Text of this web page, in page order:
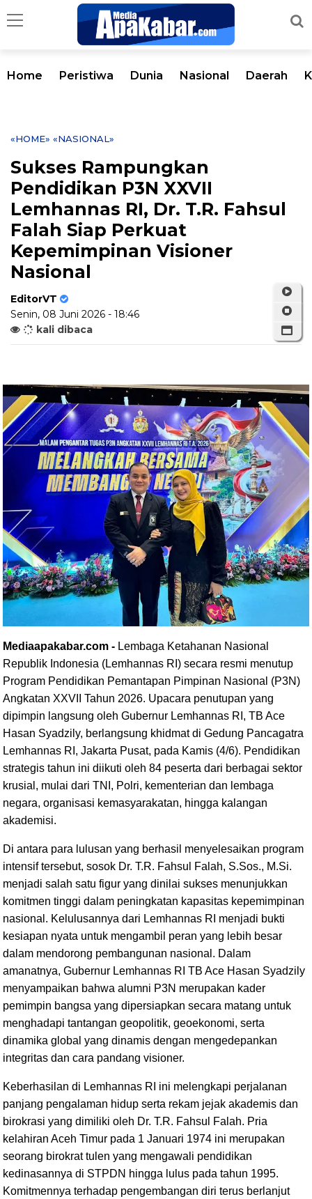
Home Peristiwa Dunia Nasional Daerah
«HOME» «NASIONAL»
Sukses Rampungkan
Pendidikan P3N XXVII
Lemhannas RI, Dr. T.R. Fahsul
Falah Siap Perkuat
Kepemimpinan Visioner
Nasional
EditorVT
Senin, 08 Juni 2026 - 18:46
kali dibaca
Mediaapakabar.com - Lembaga Ketahanan Nasional
Republik Indonesia (Lemhannas RI) secara resmi menutup
Program Pendidikan Pemantapan Pimpinan Nasional (P3N)
Angkatan XXVII Tahun 2026. Upacara penutupan yang
dipimpin langsung oleh Gubernur Lemhannas RI, TB Ace
Hasan Syadzily, berlangsung khidmat di Gedung Pancagatra
Lemhannas RI, Jakarta Pusat, pada Kamis (4/6). Pendidikan
strategis tahun ini diikuti oleh 84 peserta dari berbagai sektor
krusial, mulai dari TNI, Polri, kementerian dan lembaga
negara, organisasi kemasyarakatan, hingga kalangan
akademisi.
Di antara para lulusan yang berhasil menyelesaikan program
intensif tersebut, sosok Dr. T.R. Fahsul Falah, S.Sos., M.Si.
menjadi salah satu figur yang dinilai sukses menunjukkan
komitmen tinggi dalam peningkatan kapasitas kepemimpinan
nasional. Kelulusannya dari Lemhannas RI menjadi bukti
kesiapan nyata untuk mengambil peran yang lebih besar
dalam mendorong pembangunan nasional. Dalam
amanatnya, Gubernur Lemhannas RI TB Ace Hasan Syadzily
menyampaikan bahwa alumni P3N merupakan kader
pemimpin bangsa yang dipersiapkan secara matang untuk
menghadapi tantangan geopolitik, geoekonomi, serta
dinamika global yang dinamis dengan mengedepankan
integritas dan cara pandang visioner.
Keberhasilan di Lemhannas RI ini melengkapi perjalanan
panjang pengalaman hidup serta rekam jejak akademis dan
birokrasi yang dimiliki oleh Dr. T.R. Fahsul Falah. Pria
kelahiran Aceh Timur pada 1 Januari 1974 ini merupakan
seorang birokrat tulen yang mengawali pendidikan
kedinasannya di STPDN hingga lulus pada tahun 1995.
Komitmennya terhadap pengembangan diri terus berlanjut